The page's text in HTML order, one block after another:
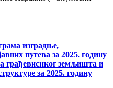
изградње,
путева за 2025. годину
грађевиснког земљишта и
за 2025. годину